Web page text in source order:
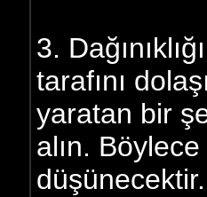
3.
tarafını
yaratan bir
alın.
düşünecektir.